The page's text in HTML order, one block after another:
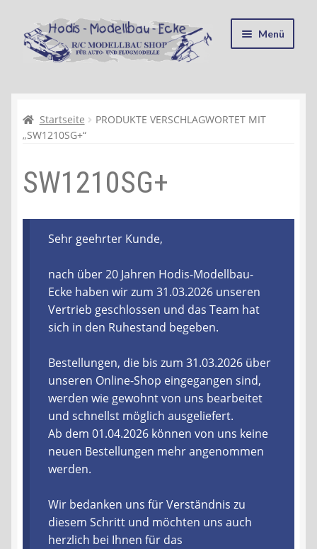
Zur
Navigation
springen
Zum
Inhalt
springen
Menü
Kasse
Recycling, Entsorgung und Umwelt
Shop
Warenkorb
Ablauf einer Bestellung
Zahlungsarten
Lieferzeit & Verfügbarkeit
Gutschein
Batterien- und Akku Verordnung
Elektro- und Elektronikgeräte Verordnung
Startseite
PRODUKTE VERSCHLAGWORTET MIT
„SW1210SG+“
SW1210SG+
Sehr geehrter Kunde,
nach über 20 Jahren Hodis-Modellbau-
Ecke haben wir zum 31.03.2026 unseren
Vertrieb geschlossen und das Team hat
sich in den Ruhestand begeben.
Bestellungen, die bis zum 31.03.2026 über
unseren Online-Shop eingegangen sind,
werden wie gewohnt von uns bearbeitet
und schnellst möglich ausgeliefert.
Ab dem 01.04.2026 können von uns keine
neuen Bestellungen mehr angenommen
werden.
Wir bedanken uns für Verständnis zu
diesem Schritt und möchten uns auch
herzlich bei Ihnen für das